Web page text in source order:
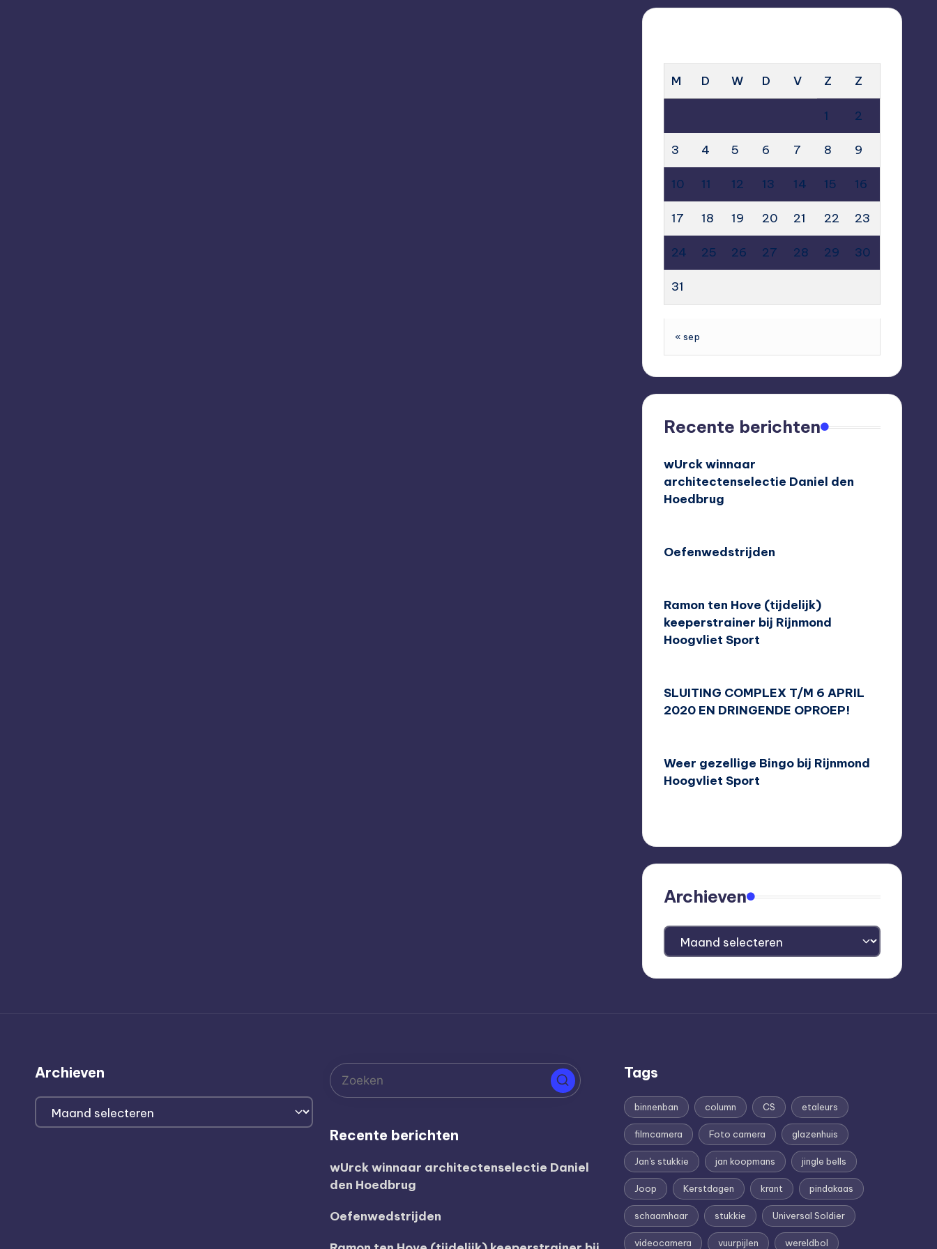
M
D W D V Z Z
1 2
3 4 5 6 7 8 9
10 11 12 13 14 15 16
17 18 19 20 21 22 23
24 25 26 27 28 29 30
31
« sep
Recente berichten
wUrck winnaar
architectenselectie Daniel den
Hoedbrug
Oefenwedstrijden
Ramon ten Hove (tijdelijk)
keeperstrainer bij Rijnmond
Hoogvliet Sport
SLUITING COMPLEX T/M 6 APRIL
2020 EN DRINGENDE OPROEP!
Weer gezellige Bingo bij Rijnmond
Hoogvliet Sport
Archieven
Archieven
Archieven
Archieven
Recente berichten
wUrck winnaar architectenselectie Daniel
den Hoedbrug
Oefenwedstrijden
Tags
binnenban column CS etaleurs
filmcamera Foto camera glazenhuis
Jan's stukkie jan koopmans jingle bells
Joop Kerstdagen krant pindakaas
schaamhaar stukkie Universal Soldier
videocamera vuurpijlen wereldbol